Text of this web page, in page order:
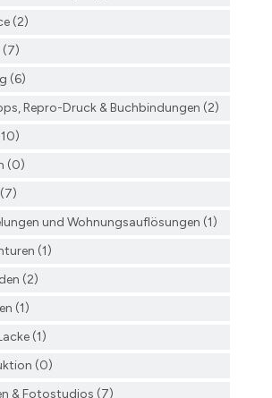
(2)
(7)
(6)
Repro-Druck & Buchbindungen (2)
(0)
und Wohnungsauflösungen (1)
(1)
(2)
(1)
(1)
(0)
& Fotostudios (7)